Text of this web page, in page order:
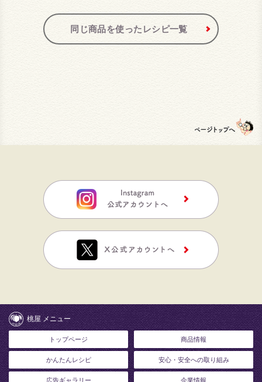
同じ商品を使ったレシピ一覧
桃屋 メニュー
トップページ 商品情報
かんたんレシピ 安心・安全への取り組み
広告ギャラリー 企業情報